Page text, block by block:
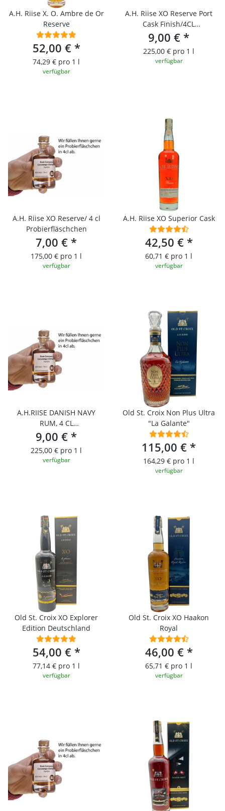
A.H. Riise X. O. Ambre de Or
Reserve
52,00 € *
74,29 € pro 1 l
verfügbar
A.H. Riise XO Reserve Port
Cask Finish/4CL
Probierfläschchen
9,00 € *
225,00 € pro 1 l
verfügbar
A.H. Riise XO Reserve/ 4 cl
Probierfläschchen
7,00 € *
175,00 € pro 1 l
verfügbar
A.H. Riise XO Superior Cask
42,50 € *
60,71 € pro 1 l
verfügbar
A.H.RIISE DANISH NAVY
RUM, 4 CL
PROBIERFLÄSCHCHEN
9,00 € *
225,00 € pro 1 l
verfügbar
Old St. Croix Non Plus Ultra
"La Galante"
115,00 € *
164,29 € pro 1 l
verfügbar
Old St. Croix XO Explorer
Edition Deutschland
54,00 € *
77,14 € pro 1 l
verfügbar
Old St. Croix XO Haakon
Royal
46,00 € *
65,71 € pro 1 l
verfügbar